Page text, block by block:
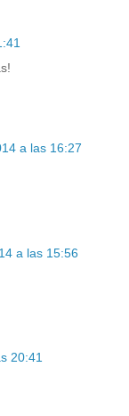
a las 16:27
a las 15:56
20:41